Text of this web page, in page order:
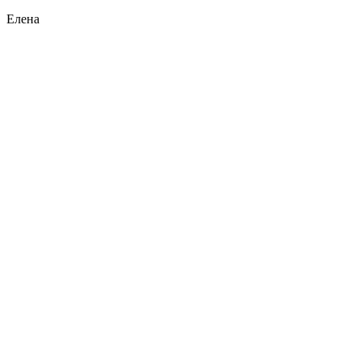
Елена